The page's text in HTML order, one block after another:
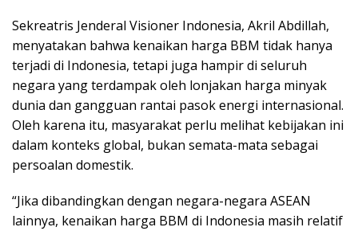
Sekreatris Jenderal Visioner Indonesia, Akril Abdillah,
menyatakan bahwa kenaikan harga BBM tidak hanya
terjadi di Indonesia, tetapi juga hampir di seluruh
negara yang terdampak oleh lonjakan harga minyak
dunia dan gangguan rantai pasok energi internasional.
Oleh karena itu, masyarakat perlu melihat kebijakan ini
dalam konteks global, bukan semata-mata sebagai
persoalan domestik.
“Jika dibandingkan dengan negara-negara ASEAN
lainnya, kenaikan harga BBM di Indonesia masih relatif